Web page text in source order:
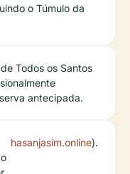
o Túmulo da
Todos os Santos
antecipada.
hasanjasim.online).